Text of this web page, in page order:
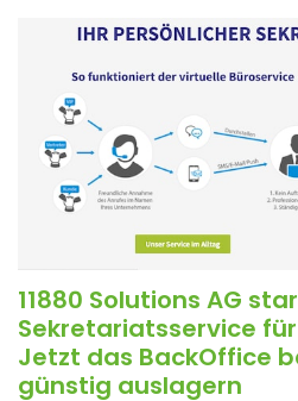
11880 Solutions AG
Sekretariatsservice
Jetzt das BackOffice
günstig auslagern